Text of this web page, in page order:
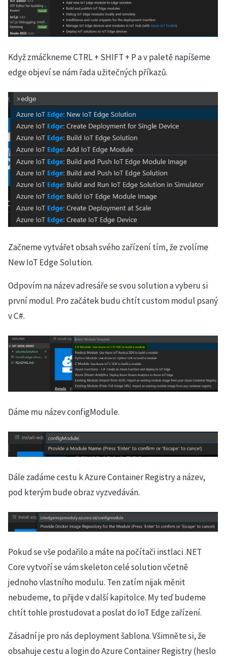
Když zmáčkneme CTRL + SHIFT + P a v paletě napíšeme
edge objeví se nám řada užitečných příkazů.
Začneme vytvářet obsah svého zařízení tím, že zvolíme
New IoT Edge Solution.
Odpovím na název adresáře se svou solution a vyberu si
první modul. Pro začátek budu chtít custom modul psaný
v C#.
Dáme mu název configModule.
Dále zadáme cestu k Azure Container Registry a název,
pod kterým bude obraz vyzvedáván.
Pokud se vše podařilo a máte na počítači instlaci .NET
Core vytvoří se vám skeleton celé solution včetně
jednoho vlastního modulu. Ten zatím nijak měnit
nebudeme, to přijde v další kapitolce. My teď budeme
chtít tohle prostudovat a poslat do IoT Edge zařízení.
Zásadní je pro nás deployment šablona. Všimněte si, že
obsahuje cestu a login do Azure Container Registry (heslo